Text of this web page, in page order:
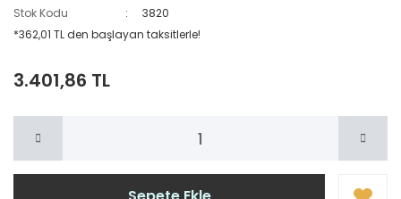
Stok Kodu
3820
*362,01 TL den başlayan taksitlerle!
3.401,86 TL